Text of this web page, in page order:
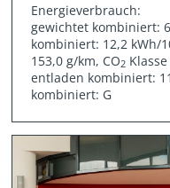
Energieverbrauch:
gewichtet kombiniert:
kombiniert: 12,2 kWh/
153,0 g/km, CO2
entladen kombiniert:
kombiniert: G